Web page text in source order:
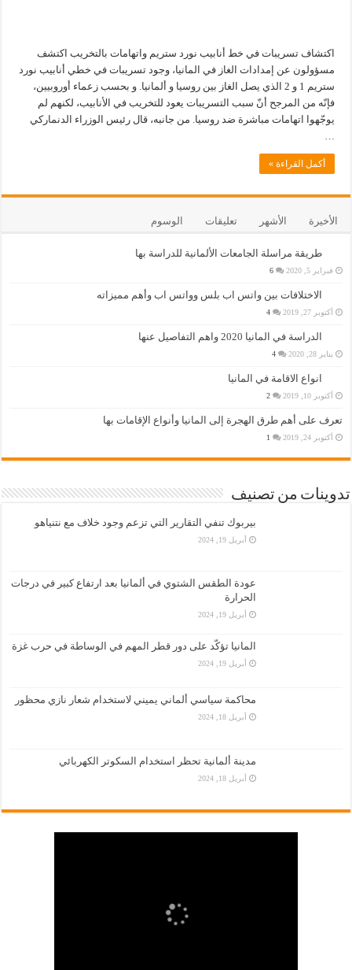
اكتشاف تسريبات في خط أنابيب نورد ستريم واتهامات بالتخريب اكتشف
مسؤولون عن إمدادات الغاز في المانيا، وجود تسريبات في خطي أنابيب نورد
ستريم 1 و 2 الذي يصل الغاز بين روسيا و ألمانيا. و بحسب زعماء أوروبيين،
فإنّه من المرجح أنّ سبب التسريبات يعود للتخريب في الأنابيب، لكنهم لم
يوجّهوا اتهامات مباشرة ضد روسيا. من جانبه، قال رئيس الوزراء الدنماركي
أكمل القراءة »
الأخيرة الأشهر تعليقات الوسوم
طريقة مراسلة الجامعات الألمانية للدراسة بها
فبراير 5, 2020 6
الاختلافات بين واتس اب بلس وواتس اب وأهم مميزاته
أكتوبر 27, 2019 4
الدراسة في المانيا 2020 واهم التفاصيل عنها
يناير 28, 2020 4
انواع الاقامة في المانيا
أكتوبر 10, 2019 2
تعرف على أهم طرق الهجرة إلى المانيا وأنواع الإقامات بها
أكتوبر 24, 2019 1
تدوينات من تصنيف
بيربوك تنفي التقارير التي تزعم وجود خلاف مع نتنياهو
أبريل 19, 2024
عودة الطقس الشتوي في ألمانيا بعد ارتفاع كبير في درجات
الحرارة
أبريل 19, 2024
المانيا تؤكّد على دور قطر المهم في الوساطة في حرب غزة
أبريل 19, 2024
محاكمة سياسي ألماني يميني لاستخدام شعار نازي محظور
أبريل 18, 2024
مدينة ألمانية تحظر استخدام السكوتر الكهربائي
أبريل 18, 2024